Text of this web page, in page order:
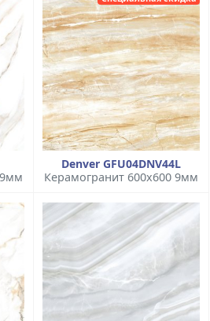
Denver GFU04DNV44L
Керамогранит 600x600 9мм